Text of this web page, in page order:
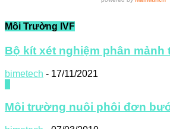
Môi Trường IVF
Bộ kít xét nghiệm phân mảnh
bimetech - 17/11/2021
Môi trường nuôi phôi đơn